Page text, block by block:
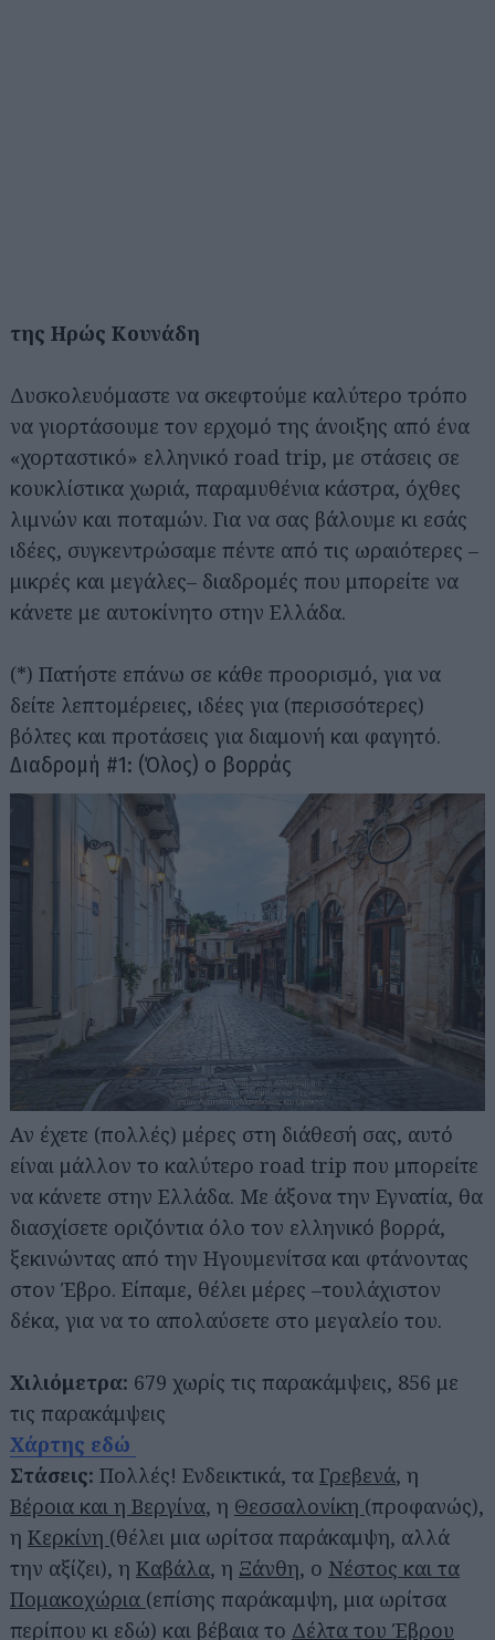
της Ηρώς Κουνάδη
Δυσκολευόμαστε να σκεφτούμε καλύτερο τρόπο
να γιορτάσουμε τον ερχομό της άνοιξης από ένα
«χορταστικό» ελληνικό road trip, με στάσεις σε
κουκλίστικα χωριά, παραμυθένια κάστρα, όχθες
λιμνών και ποταμών. Για να σας βάλουμε κι εσάς
ιδέες, συγκεντρώσαμε πέντε από τις ωραιότερες –
μικρές και μεγάλες– διαδρομές που μπορείτε να
κάνετε με αυτοκίνητο στην Ελλάδα.
(*) Πατήστε επάνω σε κάθε προορισμό, για να
δείτε λεπτομέρειες, ιδέες για (περισσότερες)
βόλτες και προτάσεις για διαμονή και φαγητό.
Διαδρομή #1: (Όλος) ο βορράς
Αν έχετε (πολλές) μέρες στη διάθεσή σας, αυτό
είναι μάλλον το καλύτερο road trip που μπορείτε
να κάνετε στην Ελλάδα. Με άξονα την Εγνατία, θα
διασχίσετε οριζόντια όλο τον ελληνικό βορρά,
ξεκινώντας από την Ηγουμενίτσα και φτάνοντας
στον Έβρο. Είπαμε, θέλει μέρες –τουλάχιστον
δέκα, για να το απολαύσετε στο μεγαλείο του.
Χιλιόμετρα: 679 χωρίς τις παρακάμψεις, 856 με
τις παρακάμψεις
Χάρτης εδώ
Στάσεις: Πολλές! Ενδεικτικά, τα Γρεβενά, η
Βέροια και η Βεργίνα, η Θεσσαλονίκη (προφανώς),
η Κερκίνη (θέλει μια ωρίτσα παράκαμψη, αλλά
την αξίζει), η Καβάλα, η Ξάνθη, ο Νέστος και τα
Πομακοχώρια (επίσης παράκαμψη, μια ωρίτσα
περίπου κι εδώ) και βέβαια το Δέλτα του Έβρου